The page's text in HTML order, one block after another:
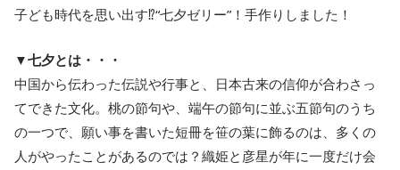
子ども時代を思い出す⁉“七夕ゼリー”！手作りしました！
▼七夕とは・・・
中国から伝わった伝説や行事と、日本古来の信仰が合わさっ
てできた文化。桃の節句や、端午の節句に並ぶ五節句のうち
の一つで、願い事を書いた短冊を笹の葉に飾るのは、多くの
人がやったことがあるのでは？織姫と彦星が年に一度だけ会